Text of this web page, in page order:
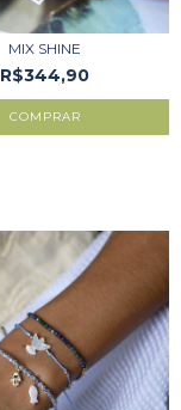
MIX SHINE
R$344,90